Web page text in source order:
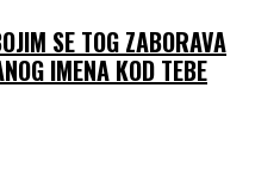
SE TOG ZABORAVA
IMENA KOD TEBE